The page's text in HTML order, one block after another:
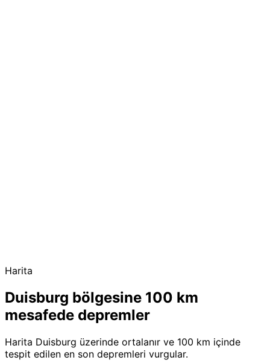
Harita
Duisburg bölgesine 100 km
mesafede depremler
Harita Duisburg üzerinde ortalanır ve 100 km içinde
tespit edilen en son depremleri vurgular.